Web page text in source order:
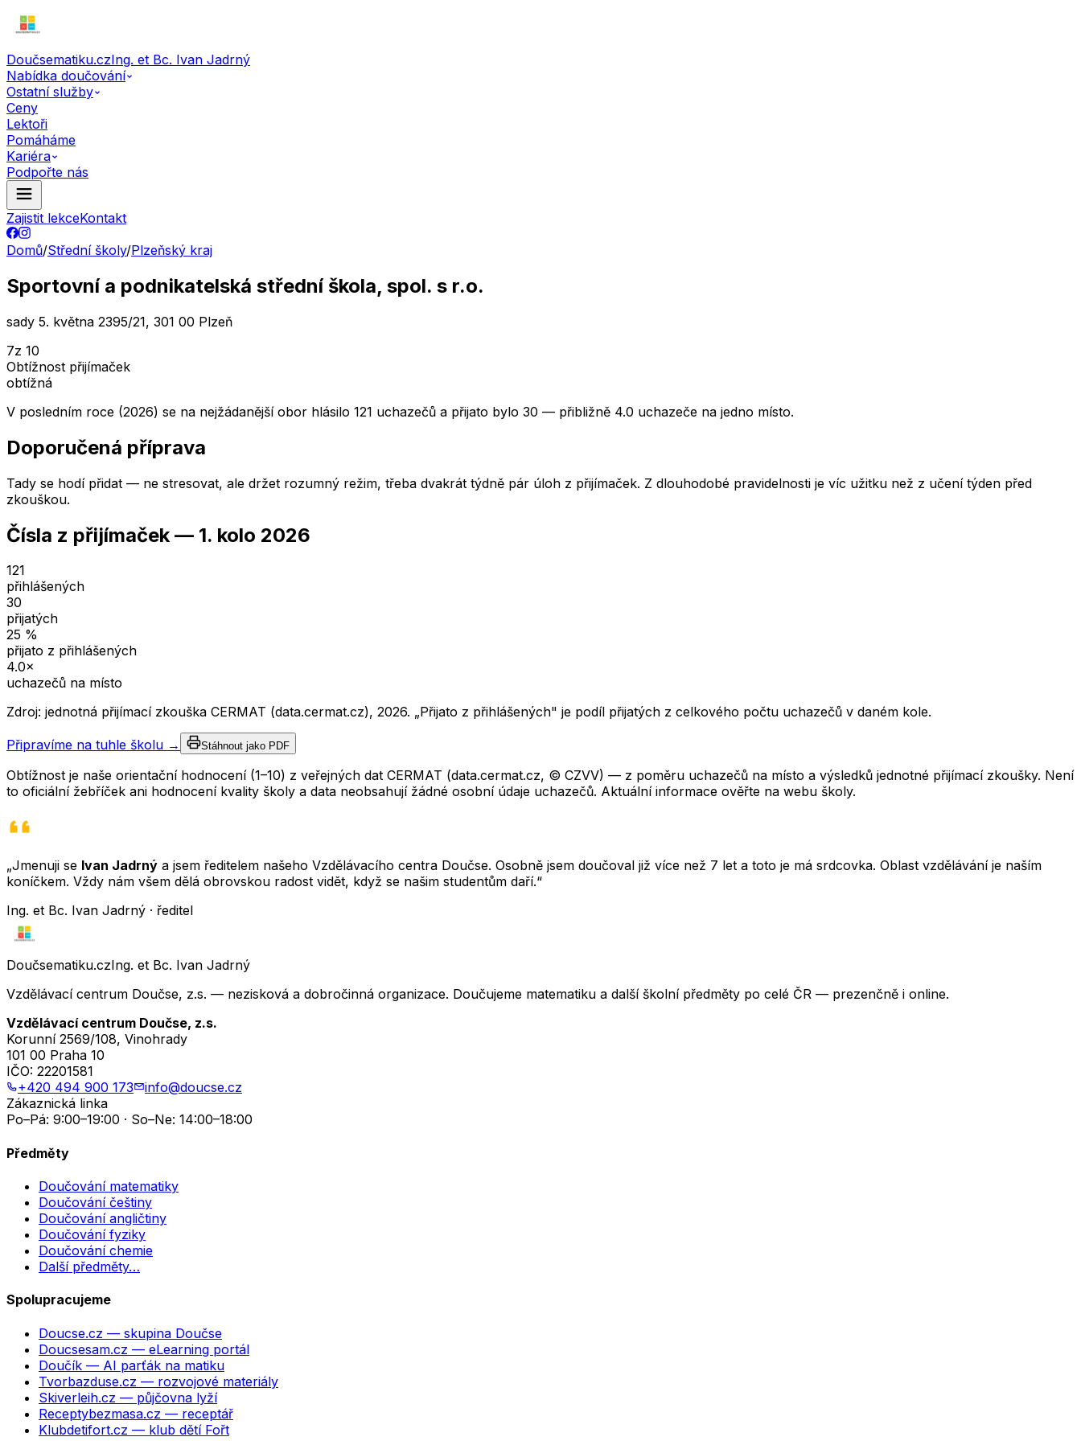
Doučsematiku.czIng. et Bc. Ivan Jadrný
Nabídka doučování
Ostatní služby
Ceny
Lektoři
Pomáháme
Kariéra
Podpořte nás
Zajistit lekceKontakt
Domů/Střední školy/Plzeňský kraj
Sportovní a podnikatelská střední škola, spol. s r.o.
sady 5. května 2395/21, 301 00 Plzeň
7z 10
Obtížnost přijímaček
obtížná
V posledním roce (2026) se na nejžádanější obor hlásilo 121 uchazečů a přijato bylo 30 — přibližně 4.0 uchazeče na jedno místo.
Doporučená příprava
Tady se hodí přidat — ne stresovat, ale držet rozumný režim, třeba dvakrát týdně pár úloh z přijímaček. Z dlouhodobé pravidelnosti je víc užitku než z učení týden před
zkouškou.
Čísla z přijímaček — 1. kolo 2026
121
přihlášených
30
přijatých
25 %
přijato z přihlášených
4.0×
uchazečů na místo
Zdroj: jednotná přijímací zkouška CERMAT (data.cermat.cz), 2026. „Přijato z přihlášených" je podíl přijatých z celkového počtu uchazečů v daném kole.
Připravíme na tuhle školu → Stáhnout jako PDF
Obtížnost je naše orientační hodnocení (1–10) z veřejných dat CERMAT (data.cermat.cz, © CZVV) — z poměru uchazečů na místo a výsledků jednotné přijímací zkoušky. Není
to oficiální žebříček ani hodnocení kvality školy a data neobsahují žádné osobní údaje uchazečů. Aktuální informace ověřte na webu školy.
„Jmenuji se Ivan Jadrný a jsem ředitelem našeho Vzdělávacího centra Doučse. Osobně jsem doučoval již více než 7 let a toto je má srdcovka. Oblast vzdělávání je naším
koníčkem. Vždy nám všem dělá obrovskou radost vidět, když se našim studentům daří.“
Ing. et Bc. Ivan Jadrný · ředitel
Doučsematiku.czIng. et Bc. Ivan Jadrný
Vzdělávací centrum Doučse, z.s. — nezisková a dobročinná organizace. Doučujeme matematiku a další školní předměty po celé ČR — prezenčně i online.
Vzdělávací centrum Doučse, z.s.
Korunní 2569/108, Vinohrady
101 00 Praha 10
IČO: 22201581
+420 494 900 173
info@doucse.cz
Zákaznická linka
Po–Pá: 9:00–19:00 · So–Ne: 14:00–18:00
Předměty
Doučování matematiky
Doučování češtiny
Doučování angličtiny
Doučování fyziky
Doučování chemie
Další předměty…
Spolupracujeme
Doucse.cz — skupina Doučse
Doucsesam.cz — eLearning portál
Doučík — AI parťák na matiku
Tvorbazduse.cz — rozvojové materiály
Skiverleih.cz — půjčovna lyží
Receptybezmasa.cz — receptář
Klubdetifort.cz — klub dětí Fořt